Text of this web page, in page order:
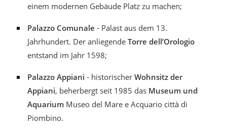
einem modernen Gebäude Platz zu machen;
Palazzo Comunale - Palast aus dem 13.
Jahrhundert. Der anliegende Torre dell’Orologio
entstand im Jahr 1598;
Palazzo Appiani - historischer Wohnsitz der
Appiani, beherbergt seit 1985 das Museum und
Aquarium Museo del Mare e Acquario città di
Piombino.